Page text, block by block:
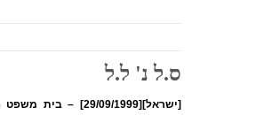
ס.ל נ' ל.ל
[ישראל][29/09/1999] –